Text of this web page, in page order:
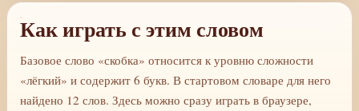
Как играть с этим словом
Базовое слово «скобка» относится к уровню сложности
«лёгкий» и содержит 6 букв. В стартовом словаре для него
найдено 12 слов. Здесь можно сразу играть в браузере,